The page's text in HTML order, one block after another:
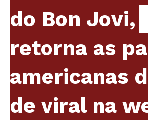
do Bon Jovi,
retorna as
americanas
de viral na